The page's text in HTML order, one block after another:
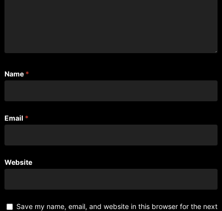
Name *
Email *
Website
Save my name, email, and website in this browser for the next